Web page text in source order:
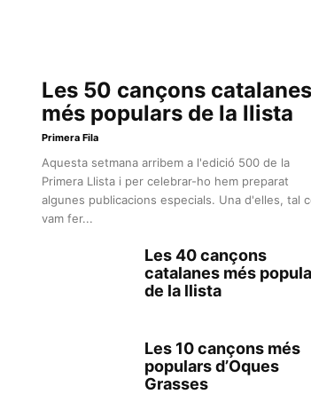
Les 50 cançons catalanes
més populars de la llista
Primera Fila
Aquesta setmana arribem a l'edició 500 de la
Primera Llista i per celebrar-ho hem preparat
algunes publicacions especials. Una d'elles, tal
vam fer...
Les 40 cançons
catalanes més
de la llista
Les 10 cançons més
populars d’Oques
Grasses